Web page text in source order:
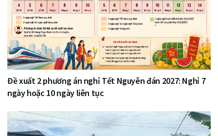
Đề xuất 2 phương án nghỉ Tết Nguyên đán 2027: Nghỉ 7
ngày hoặc 10 ngày liên tục